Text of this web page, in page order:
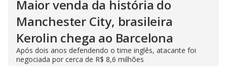
Maior venda da história do
Manchester City, brasileira
Kerolin chega ao Barcelona
Após dois anos defendendo o time inglês, atacante foi
negociada por cerca de R$ 8,6 milhões